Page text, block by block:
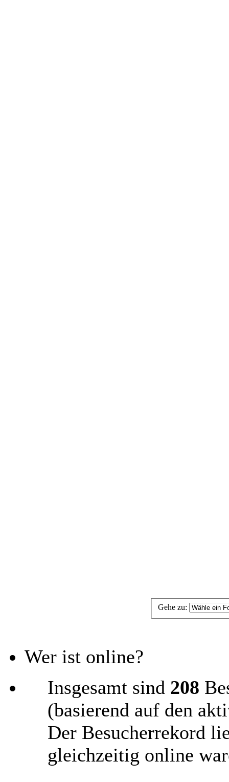
Gehe zu:
Wer ist online?
Insgesamt sind 208
(basierend auf den
Der Besucherrekord
gleichzeitig online